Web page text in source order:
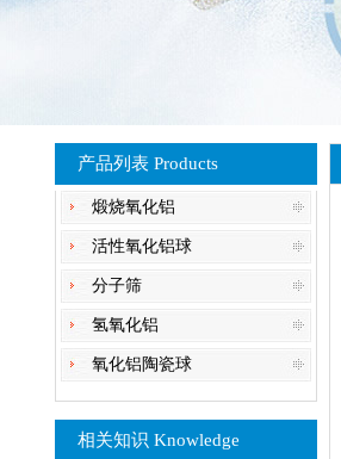
产品列表 Products
煅烧氧化铝
活性氧化铝球
分子筛
氢氧化铝
氧化铝陶瓷球
相关知识 Knowledge